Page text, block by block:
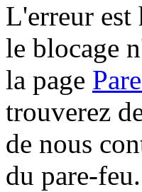
L'erreur est
le blocage
la page
trouverez
de nous
du pare-feu.